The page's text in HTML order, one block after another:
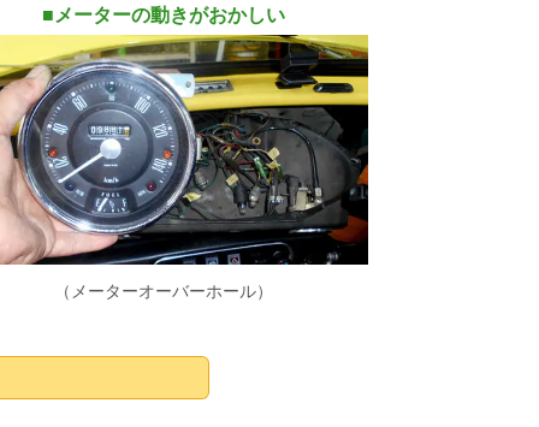
■ メーターの動きがおかしい
（メーターオーバーホール）